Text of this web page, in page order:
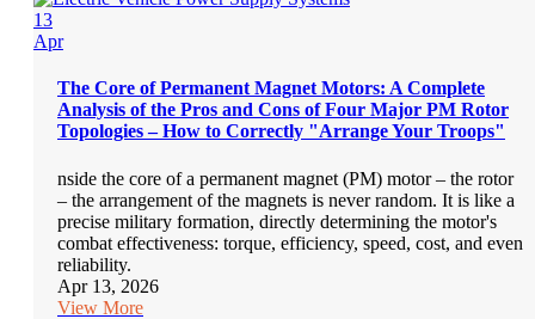
13
Apr
The Core of Permanent Magnet Motors: A Complete
Analysis of the Pros and Cons of Four Major PM Rotor
Topologies – How to Correctly "Arrange Your Troops"
nside the core of a permanent magnet (PM) motor – the rotor
– the arrangement of the magnets is never random. It is like a
precise military formation, directly determining the motor's
combat effectiveness: torque, efficiency, speed, cost, and even
reliability.
Apr 13, 2026
View More